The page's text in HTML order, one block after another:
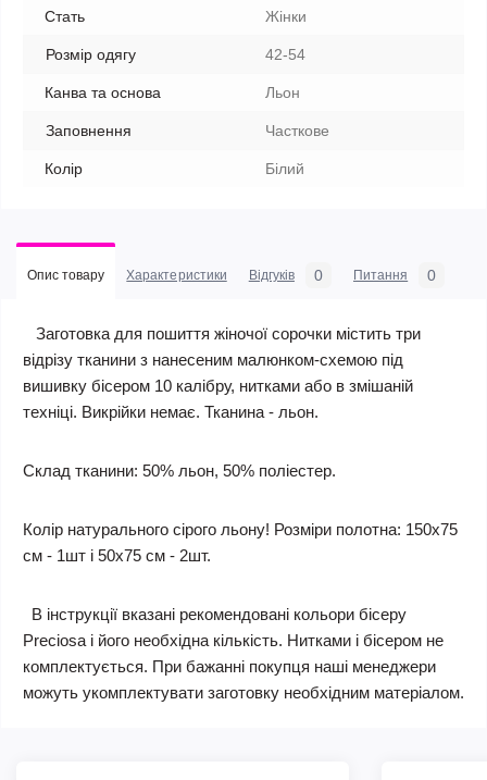
Стать Жінки
Розмір одягу 42-54
Канва та основа Льон
Заповнення Часткове
Колір Білий
Опис товару Характеристики Відгуків 0 Питання 0
Заготовка для пошиття жіночої сорочки містить три
відрізу тканини з нанесеним малюнком-схемою під
вишивку бісером 10 калібру, нитками або в змішаній
техніці. Викрійки немає. Тканина - льон.
Склад тканини: 50% льон, 50% поліестер.
Колір натурального сірого льону! Розміри полотна: 150х75
см - 1шт і 50х75 см - 2шт.
В інструкції вказані рекомендовані кольори бісеру
Preciosa і його необхідна кількість. Нитками і бісером не
комплектується. При бажанні покупця наші менеджери
можуть укомплектувати заготовку необхідним матеріалом.